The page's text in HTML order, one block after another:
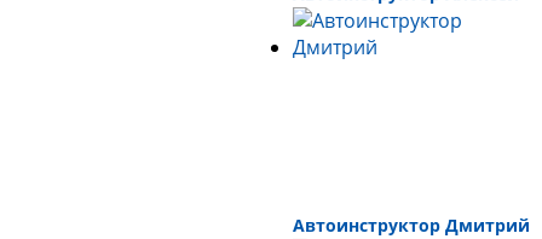
Автоинструктор Дмитрий